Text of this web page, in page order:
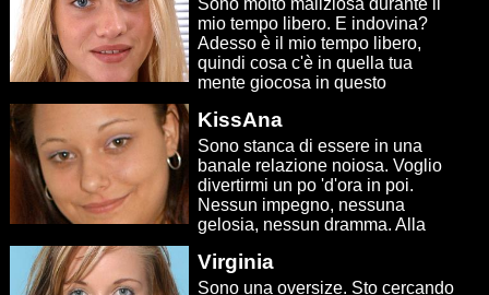
Sono molto maliziosa durante il
mio tempo libero. E indovina?
Adesso è il mio tempo libero,
quindi cosa c'è in quella tua
mente giocosa in questo
KissAna
Sono stanca di essere in una
banale relazione noiosa. Voglio
divertirmi un po 'd'ora in poi.
Nessun impegno, nessuna
gelosia, nessun dramma. Alla
Virginia
Sono una oversize. Sto cercando